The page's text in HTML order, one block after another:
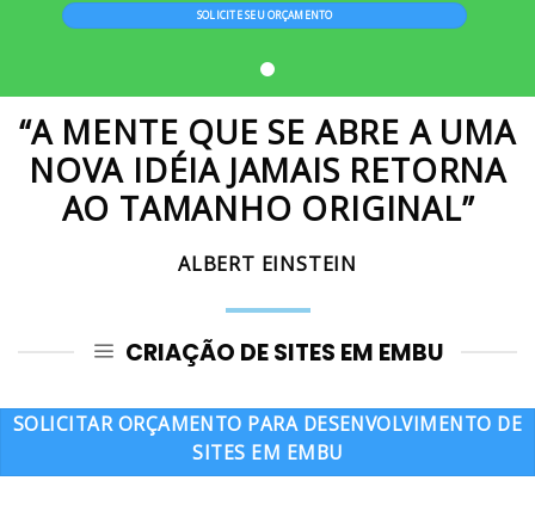
SOLICITE SEU ORÇAMENTO
“A MENTE QUE SE ABRE A UMA
NOVA IDÉIA JAMAIS RETORNA
AO TAMANHO ORIGINAL”
ALBERT EINSTEIN
CRIAÇÃO DE SITES EM EMBU
SOLICITAR ORÇAMENTO PARA DESENVOLVIMENTO DE
SITES EM EMBU